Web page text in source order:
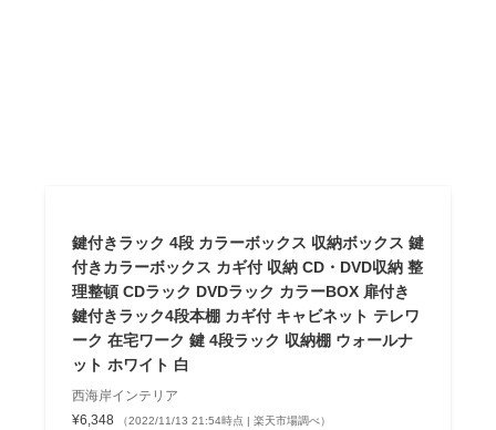
鍵付きラック 4段 カラーボックス 収納ボックス 鍵
付きカラーボックス カギ付 収納 CD・DVD収納 整
理整頓 CDラック DVDラック カラーBOX 扉付き
鍵付きラック4段本棚 カギ付 キャビネット テレワ
ーク 在宅ワーク 鍵 4段ラック 収納棚 ウォールナ
ット ホワイト 白
西海岸インテリア
¥6,348
（2022/11/13 21:54時点 | 楽天市場調べ）